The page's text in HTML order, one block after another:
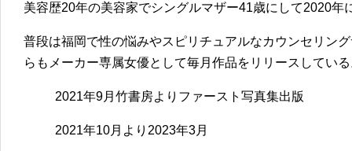
美容歴20年の美容家でシングルマザー41歳にして2020年
普段は福岡で性の悩みやスピリチュアルなカウンセリン
らもメーカー専属女優として毎月作品をリリースしてい
2021年9月竹書房よりファースト写真集出版
2021年10月より2023年3月